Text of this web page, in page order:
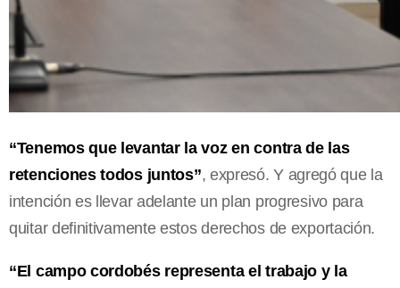
“Tenemos que levantar la voz en contra de las
retenciones todos juntos”, expresó. Y agregó que la
intención es llevar adelante un plan progresivo para
quitar definitivamente estos derechos de exportación.
“El campo cordobés representa el trabajo y la